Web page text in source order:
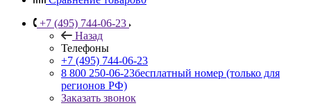
+7 (495) 744-06-23
Назад
Телефоны
+7 (495) 744-06-23
8 800 250-06-23бесплатный номер (только для
регионов РФ)
Заказать звонок